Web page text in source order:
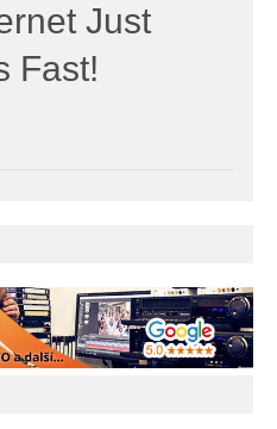
Just
Fast!